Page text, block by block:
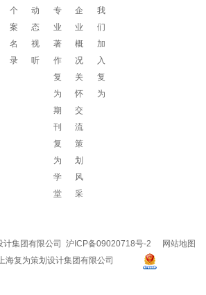
个
案
名
录
动
态
视
听
专
业
著
作
复
为
期
刊
复
为
学
堂
企
业
概
况
关
怀
交
流
策
划
风
采
我
们
加
入
复
为
网站地图
计集团有限公司 沪ICP备09020718号-2
上海复为策划设计集团有限公司